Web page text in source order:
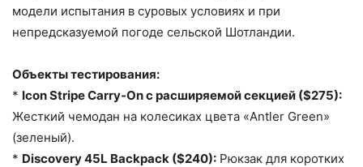
модели испытания в суровых условиях и при
непредсказуемой погоде сельской Шотландии.
Объекты тестирования:
* Icon Stripe Carry-On с расширяемой секцией ($275):
Жесткий чемодан на колесиках цвета «Antler Green»
(зеленый).
* Discovery 45L Backpack ($240): Рюкзак для коротких